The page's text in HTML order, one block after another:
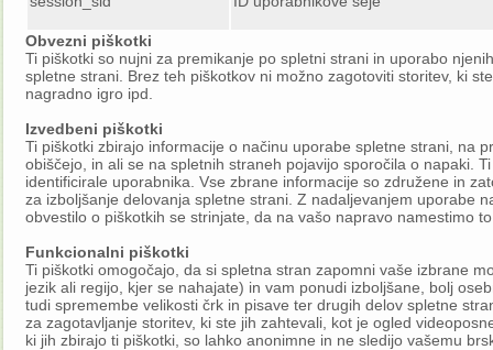
Obvezni piškotki
Ti piškotki so nujni za premikanje po spletni strani in uporabo
spletne strani. Brez teh piškotkov ni možno zagotoviti storitev, ki
nagradno igro ipd.
Izvedbeni piškotki
Ti piškotki zbirajo informacije o načinu uporabe spletne strani, na
obiščejo, in ali se na spletnih straneh pojavijo sporočila o napaki.
identificirale uporabnika. Vse zbrane informacije so združene in
za izboljšanje delovanja spletne strani. Z nadaljevanjem uporabe
obvestilo o piškotkih se strinjate, da na vašo napravo namestimo
Funkcionalni piškotki
Ti piškotki omogočajo, da si spletna stran zapomni vaše izbrane
jezik ali regijo, kjer se nahajate) in vam ponudi izboljšane, bolj
tudi spremembe velikosti črk in pisave ter drugih delov spletne
za zagotavljanje storitev, ki ste jih zahtevali, kot je ogled
ki jih zbirajo ti piškotki, so lahko anonimne in ne sledijo vašemu